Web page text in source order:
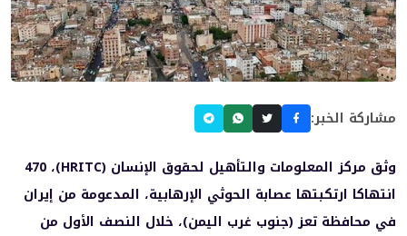
مشاركة الخبر:
وثق مركز المعلومات والتأهيل لحقوق الإنسان (HRITC)، 470
انتهاكا ارتكبتها عصابة الحوثي الإرهابية، المدعومة من إيران
في محافظة تعز (جنوب غرب اليمن)، خلال النصف الأول من